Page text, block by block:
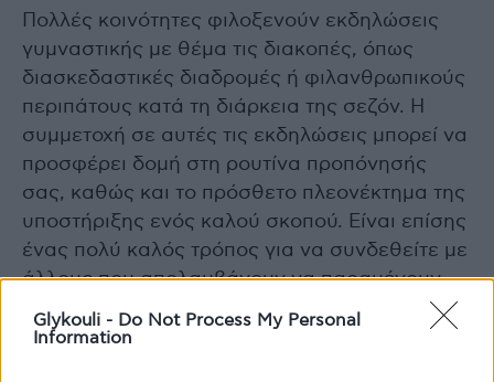
Glykouli - Do Not Process My Personal
Information
Πολλές κοινότητες φιλοξενούν εκδηλώσεις
γυμναστικής με θέμα τις διακοπές, όπως
διασκεδαστικές διαδρομές ή φιλανθρωπικούς
περιπάτους κατά τη διάρκεια της σεζόν. Η
συμμετοχή σε αυτές τις εκδηλώσεις μπορεί να
προσφέρει δομή στη ρουτίνα προπόνησής
σας, καθώς και το πρόσθετο πλεονέκτημα της
υποστήριξης ενός καλού σκοπού. Είναι επίσης
ένας πολύ καλός τρόπος για να συνδεθείτε με
άλλους που απολαμβάνουν να παραμένουν
ενεργοί.